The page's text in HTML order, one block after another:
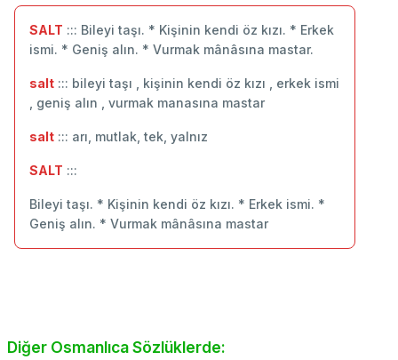
SALT ::: Bileyi taşı. * Kişinin kendi öz kızı. * Erkek
ismi. * Geniş alın. * Vurmak mânâsına mastar.
salt ::: bileyi taşı , kişinin kendi öz kızı , erkek ismi
, geniş alın , vurmak manasına mastar
salt ::: arı, mutlak, tek, yalnız
SALT :::
Bileyi taşı. * Kişinin kendi öz kızı. * Erkek ismi. *
Geniş alın. * Vurmak mânâsına mastar
Diğer Osmanlıca Sözlüklerde: